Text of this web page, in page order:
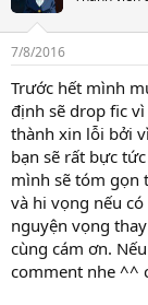
s
7/8/2016
Trước hết mình
định sẽ drop fic
thành xin lỗi bởi
bạn sẽ rất bực
mình sẽ tóm gọn
và hi vọng nếu
nguyện vọng
cùng cám ơn.
comment nhe ^^